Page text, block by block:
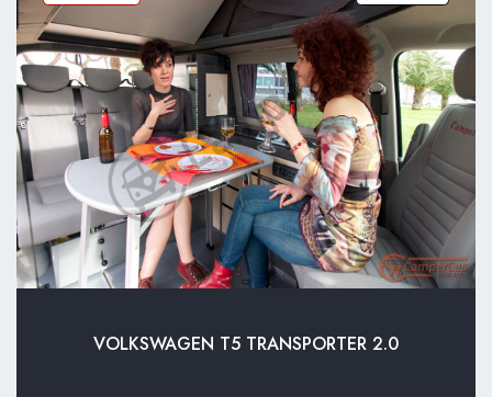
VOLKSWAGEN T5 TRANSPORTER 2.0